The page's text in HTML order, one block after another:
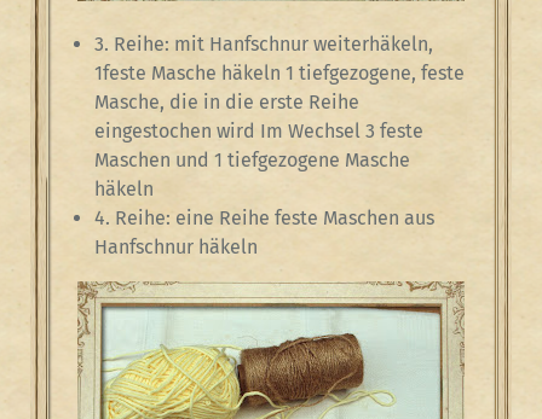
3. Reihe: mit Hanfschnur weiterhäkeln,
1feste Masche häkeln 1 tiefgezogene, feste
Masche, die in die erste Reihe
eingestochen wird Im Wechsel 3 feste
Maschen und 1 tiefgezogene Masche
häkeln
4. Reihe: eine Reihe feste Maschen aus
Hanfschnur häkeln